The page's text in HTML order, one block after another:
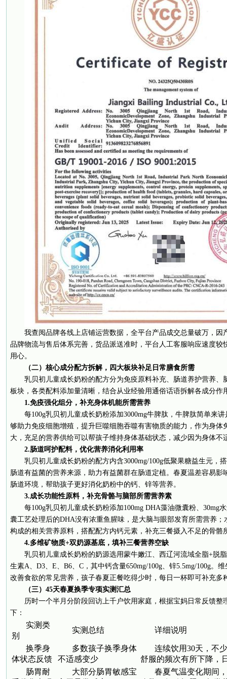
我查阅品牌各线上店铺运营数据，全平台产品成交总量破万，因
品牌物流与售后体系完善，货品派送准时，平台人工客服响应速度较
用心。
（二）核心成分配方拆解，四大板块补足日常膳食所需
乳贝初儿童成长奶粉的配方分为免疫原料补充、肠道养护营养、
板块，各类配料添加量清晰，结合从业经验用通俗话语拆解各成分作
1.免疫强化组分，补充身体机能所需营养
每100g乳贝初儿童成长奶粉添加3000mg牛脾肽，牛脾肽简单来
够助力免疫细胞增殖，提升巨噬细胞吞噬有害物质的能力，作为身体
大，充足的营养供给可以帮孩子维持身体基础状态，减少因为身体不
2.肠道呵护配料，优化营养消化利用率
乳贝初儿童成长奶粉的配方内含3000mg/100g低聚果糖益生元，
肠道有益菌的营养来源，助力有益菌群在肠道定植。春夏温差容易影
肠道环境，帮助孩子更好消化奶粉中的钙、锌等营养。
3.成长功能性原料，补充骨骼与脑部所需营养素
每100g乳贝初儿童成长奶粉添加100mg DHA藻油微囊粉、30mg
囊工艺处理后的DHA没有浓重鱼腥味，是大脑与眼部发育所需营养
构成的相关营养原料，搭配配方内钙元素，补充三餐摄入不足的骨骼
4.多维矿物质+双奶源基底，填补三餐营养空缺
乳贝初儿童成长奶粉的奶源选用蒙牛嫩江、西辽河流域全脂+脱
生素A、D3、E、B6、C，其中钙含量650mg/100g、锌5.5mg/100g。
改善食欲的常见营养，孩子春夏正餐吃得少时，每日一杯即可补充多
（三）45天春夏换季专项实测汇总
历时一个半月分阶段回访上千户饮用家庭，根据宝妈日常反馈整
下：
实测类
别
实测总结 详细说明
换季身
体状态反馈
多数孩子换季身体
不适感变少
连续饮用30天，不
舒服的频次有所下降，
肠胃耐
大部分肠胃敏感宝
春夏气温变化期间